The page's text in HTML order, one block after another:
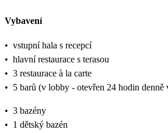
Vybavení
• vstupní hala s recepcí
• hlavní restaurace s terasou
• 3 restaurace à la carte
• 5 barů (v lobby - otevřen 24 hodin
• 3 bazény
• 1 dětský bazén